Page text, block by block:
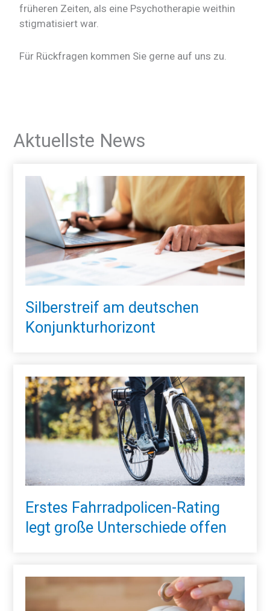
früheren Zeiten, als eine Psychotherapie weithin
stigmatisiert war.
Für Rückfragen kommen Sie gerne auf uns zu.
Aktuellste News
Silberstreif am deutschen
Konjunkturhorizont
Erstes Fahrradpolicen-Rating
legt große Unterschiede offen